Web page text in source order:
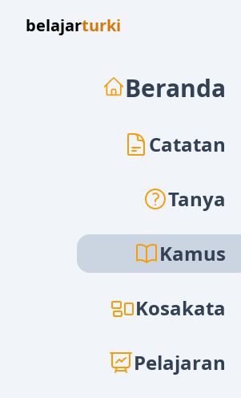
belajarturki
Beranda
Catatan
Tanya
Kamus
Kosakata
Pelajaran